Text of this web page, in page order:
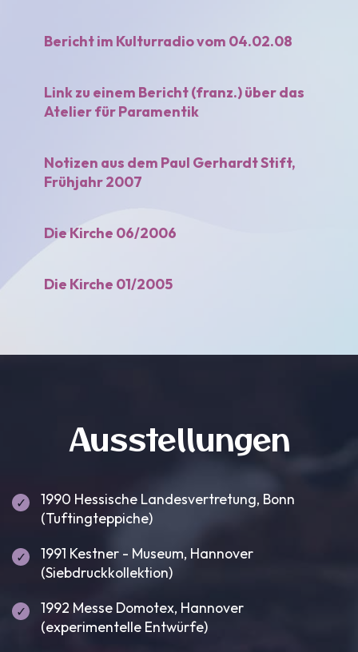
Bericht im Kulturradio vom 04.02.08
Link zu einem Bericht (franz.) über das
Atelier für Paramentik
Notizen aus dem Paul Gerhardt Stift,
Frühjahr 2007
Die Kirche 06/2006
Die Kirche 01/2005
Ausstellungen
1990 Hessische Landesvertretung, Bonn
(Tuftingteppiche)
1991 Kestner - Museum, Hannover
(Siebdruckkollektion)
1992 Messe Domotex, Hannover
(experimentelle Entwürfe)